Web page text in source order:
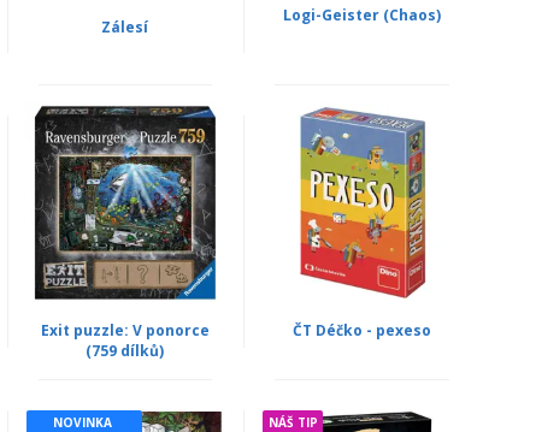
Zálesí
Logi-Geister (Chaos)
Exit puzzle: V ponorce
(759 dílků)
ČT Déčko - pexeso
NOVINKA
NÁŠ TIP